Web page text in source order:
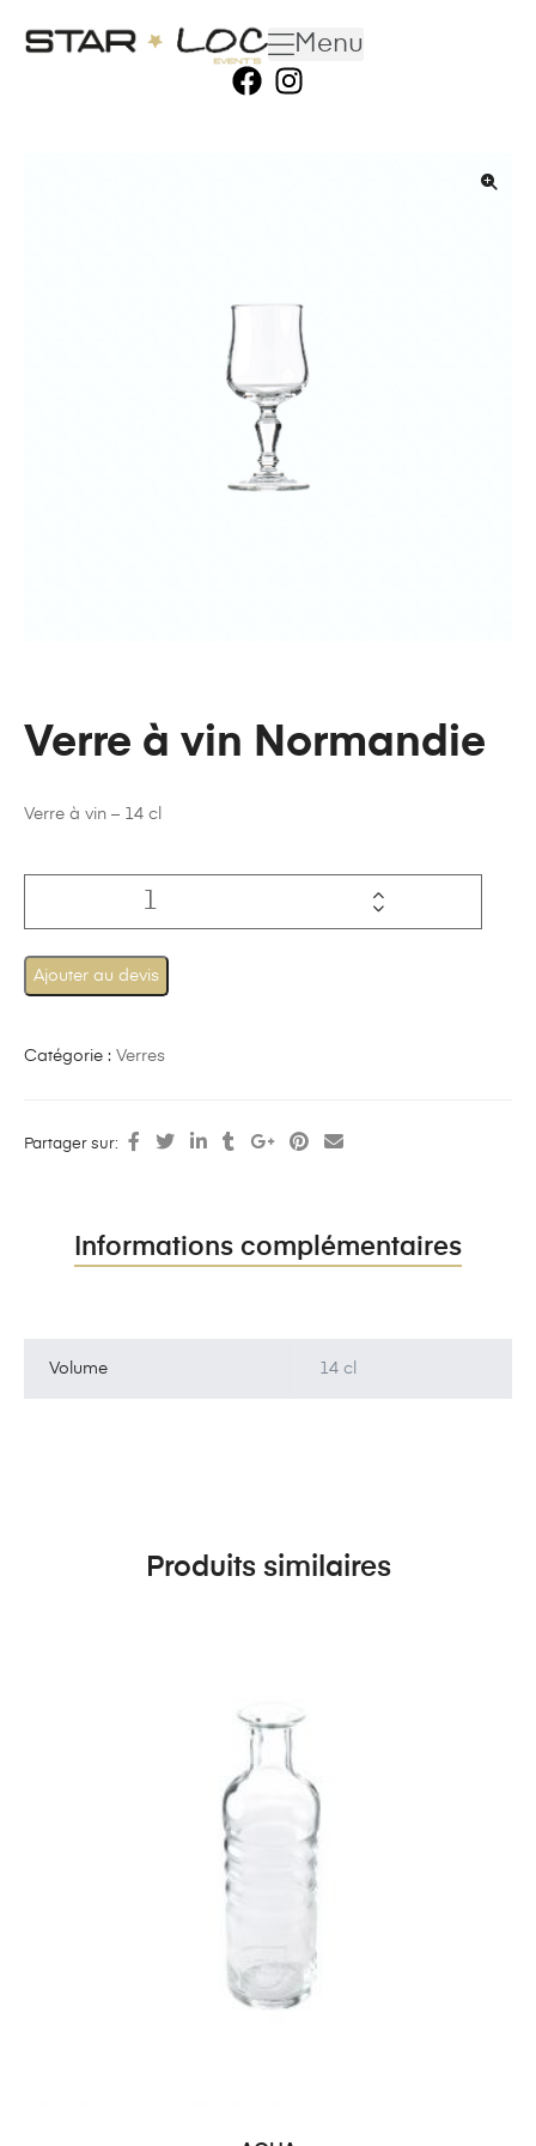
Menu
Verre à vin Normandie
Verre à vin – 14 cl
Ajouter au devis
Catégorie : Verres
Partager sur:
Informations complémentaires
Volume 14 cl
Produits similaires